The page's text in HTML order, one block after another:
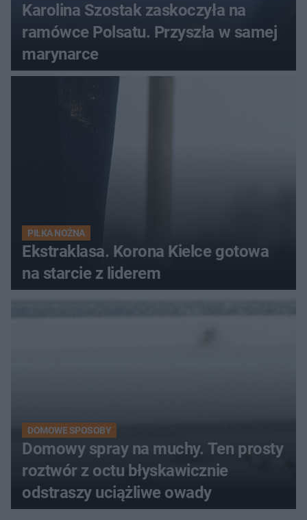
Karolina Szostak zaskoczyła na
ramówce Polsatu. Przyszła w samej
marynarce
PIŁKA NOŻNA
Ekstraklasa. Korona Kielce gotowa
na starcie z liderem
DOMOWE SPOSOBY
Domowy spray na muchy. Ten prosty
roztwór z octu błyskawicznie
odstraszy uciążliwe owady